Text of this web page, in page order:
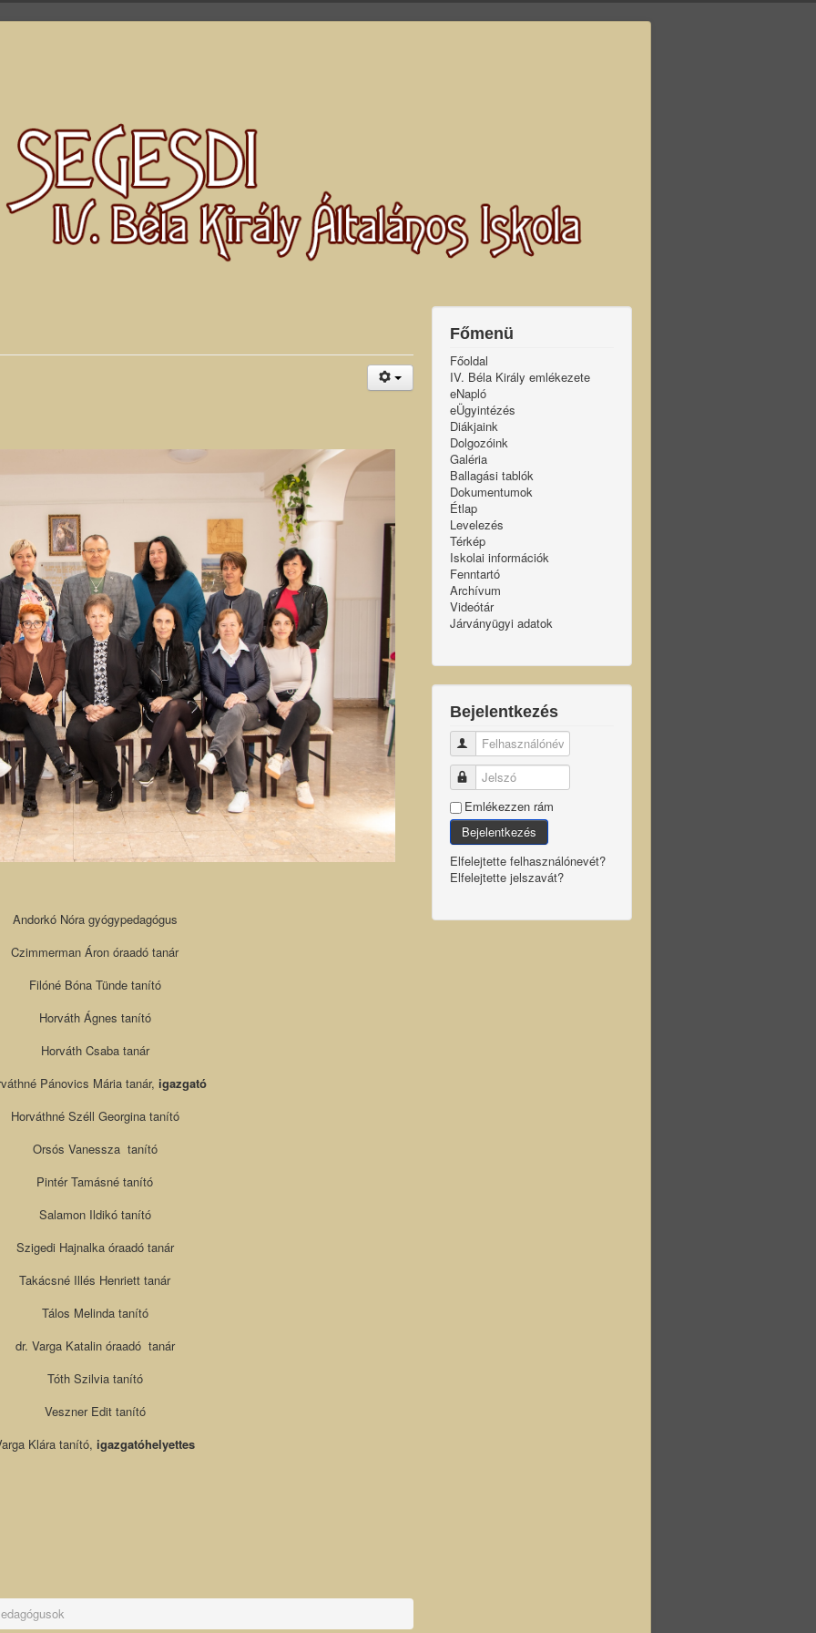
Andorkó Nóra gyógypedagógus
Czimmerman Áron óraadó tanár
Filóné Bóna Tünde tanító
Horváth Ágnes tanító
Horváth Csaba tanár
Pánovics Mária tanár, igazgató
Horváthné Széll Georgina tanító
Orsós Vanessza tanító
Pintér Tamásné tanító
Salamon Ildikó tanító
Szigedi Hajnalka óraadó tanár
Takácsné Illés Henriett tanár
Tálos Melinda tanító
dr. Varga Katalin óraadó tanár
Tóth Szilvia tanító
Veszner Edit tanító
Klára tanító, igazgatóhelyettes
Főmenü
Főoldal
IV. Béla Király emlékezete
eNapló
eÜgyintézés
Diákjaink
Dolgozóink
Galéria
Ballagási tablók
Dokumentumok
Étlap
Levelezés
Térkép
Iskolai információk
Fenntartó
Archívum
Videótár
Járványügyi adatok
Bejelentkezés
Felhasználónév
Jelszó
Emlékezzen rám
Bejelentkezés
Elfelejtette felhasználónevét?
Elfelejtette jelszavát?